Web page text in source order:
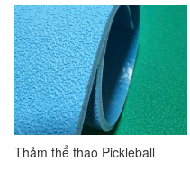
Thảm thể thao Pickleball